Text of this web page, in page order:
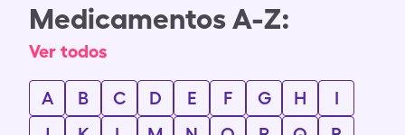
Medicamentos A-Z:
Ver todos
A B C D E F G H
I